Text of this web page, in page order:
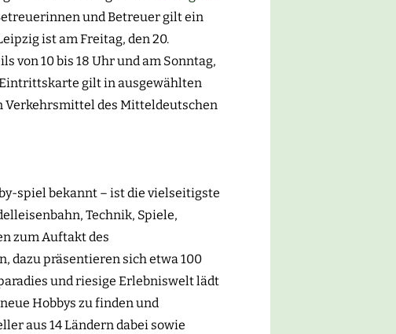
und Betreuer gilt ein
ist am Freitag, den 20.
von 10 bis 18 Uhr und am Sonntag,
Eintrittskarte gilt in ausgewählten
Verkehrsmittel des Mitteldeutschen
spiel bekannt – ist die vielseitigste
Technik, Spiele,
zum Auftakt des
dazu präsentieren sich etwa 100
und riesige Erlebniswelt lädt
Hobbys zu finden und
aus 14 Ländern dabei sowie